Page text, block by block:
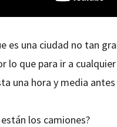
es una ciudad no tan
lo que para ir a
una hora y media
los camiones?